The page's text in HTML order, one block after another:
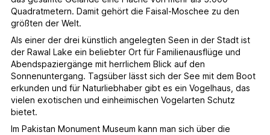
Quadratmetern. Damit gehört die Faisal-Moschee zu den
größten der Welt.
Als einer der drei künstlich angelegten Seen in der Stadt ist
der Rawal Lake ein beliebter Ort für Familienausflüge und
Abendspaziergänge mit herrlichem Blick auf den
Sonnenuntergang. Tagsüber lässt sich der See mit dem Boot
erkunden und für Naturliebhaber gibt es ein Vogelhaus, das
vielen exotischen und einheimischen Vogelarten Schutz
bietet.
Im Pakistan Monument Museum kann man sich über die